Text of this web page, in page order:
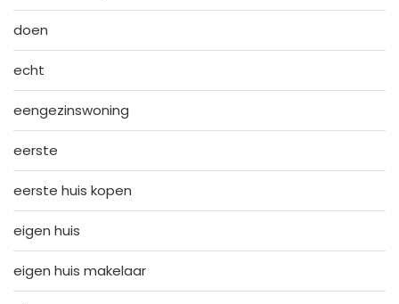
doen
echt
eengezinswoning
eerste
eerste huis kopen
eigen huis
eigen huis makelaar